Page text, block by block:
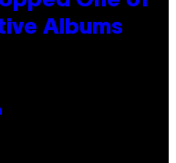
Albums